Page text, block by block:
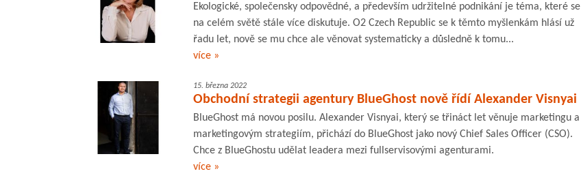
Ekologické, společensky odpovědné, a především udržitelné podnikání je téma, které se
na celém světě stále více diskutuje. O2 Czech Republic se k těmto myšlenkám hlásí už
řadu let, nově se mu chce ale věnovat systematicky a důsledně k tomu...
více »
15. března 2022
Obchodní strategii agentury BlueGhost nově řídí Alexander Visnyai
BlueGhost má novou posilu. Alexander Visnyai, který se třináct let věnuje marketingu a
marketingovým strategiím, přichází do BlueGhost jako nový Chief Sales Officer (CSO).
Chce z BlueGhostu udělat leadera mezi fullservisovými agenturami.
více »